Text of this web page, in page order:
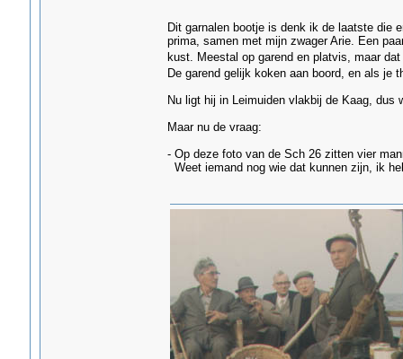
Dit garnalen bootje is denk ik de laatste die
prima, samen met mijn zwager Arie. Een
kust. Meestal op garend en platvis, maar
De garend gelijk koken aan boord, en als je
Nu ligt hij in Leimuiden vlakbij de Kaag, dus
Maar nu de vraag:
- Op deze foto van de Sch 26 zitten vier
Weet iemand nog wie dat kunnen zijn, ik